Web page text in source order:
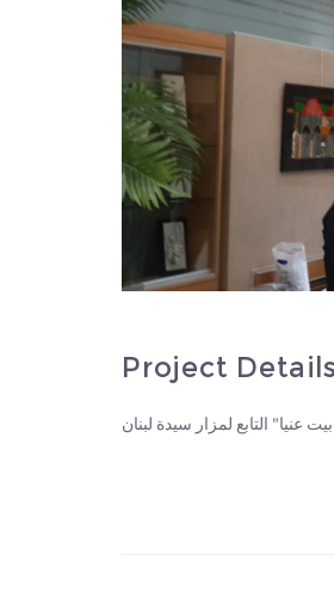
Project Details
التابع لمزار سيدة لبنان